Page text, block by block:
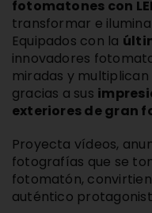
ESP
fotomatones con
transformar e
Equipados con la
innovadores
miradas y
gracias a sus
exteriores de gran
Proyecta vídeos,
fotografías que se
fotomatón,
auténtico